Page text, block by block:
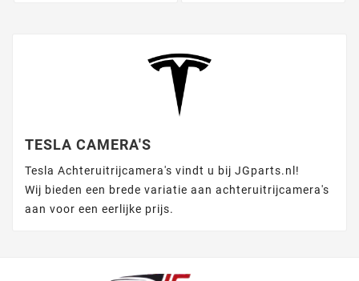
TESLA CAMERA'S
Tesla Achteruitrijcamera's vindt u bij JGparts.nl!
Wij bieden een brede variatie aan achteruitrijcamera's
aan voor een eerlijke prijs.